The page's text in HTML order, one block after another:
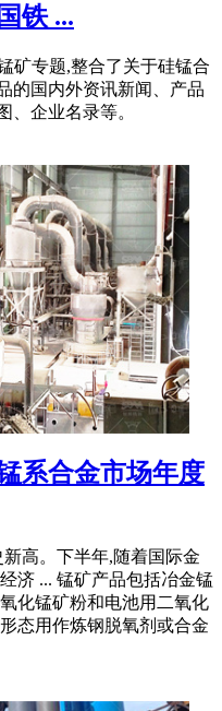
铁 ...
矿专题,整合了关于硅锰合
的国内外资讯新闻、产品
、企业名录等。
系合金市场年度
高。下半年,随着国际金
济 ... 锰矿产品包括冶金锰
化锰矿粉和电池用二氧化
态用作炼钢脱氧剂或合金